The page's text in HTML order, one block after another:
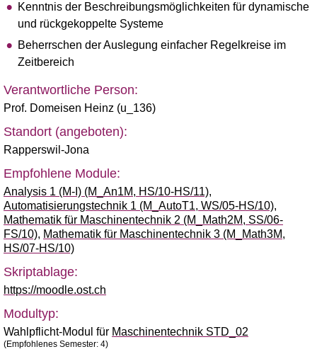
Kenntnis der Beschreibungsmöglichkeiten für dynamische
und rückgekoppelte Systeme
Beherrschen der Auslegung einfacher Regelkreise im
Zeitbereich
Verantwortliche Person:
Prof. Domeisen Heinz (u_136)
Standort (angeboten):
Rapperswil-Jona
Empfohlene Module:
Analysis 1 (M-I) (M_An1M, HS/10-HS/11),
Automatisierungstechnik 1 (M_AutoT1, WS/05-HS/10),
Mathematik für Maschinentechnik 2 (M_Math2M, SS/06-
FS/10), Mathematik für Maschinentechnik 3 (M_Math3M,
HS/07-HS/10)
Skriptablage:
https://moodle.ost.ch
Modultyp:
Wahlpflicht-Modul für Maschinentechnik STD_02
(Empfohlenes Semester: 4)